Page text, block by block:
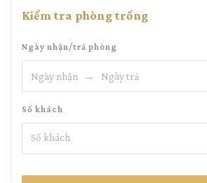
Kiểm tra phòng trống
Ngày nhận/trả phòng
Số khách
Số khách